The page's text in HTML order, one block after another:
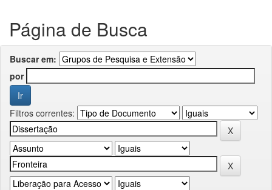
Página de Busca
Buscar em:
por
Filtros correntes: